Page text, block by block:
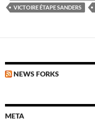
VICTOIRE ÉTAPE SANDERS
NEWS FORKS
META